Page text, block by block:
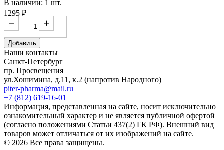
В наличии: 1 шт.
1295 ₽
+
−
Добавить
Наши контакты
Санкт-Петербург
пр. Просвещения
ул.Хошимина, д.11, к.2 (напротив Народного)
piter-pharma@mail.ru
+7 (812) 619-16-01
Информация, представленная на сайте, носит исключительно
ознакомительный характер и не является публичной офертой
(согласно положениями Статьи 437(2) ГК РФ). Внешний вид
товаров может отличаться от их изображений на сайте.
© 2026 Все права защищены.